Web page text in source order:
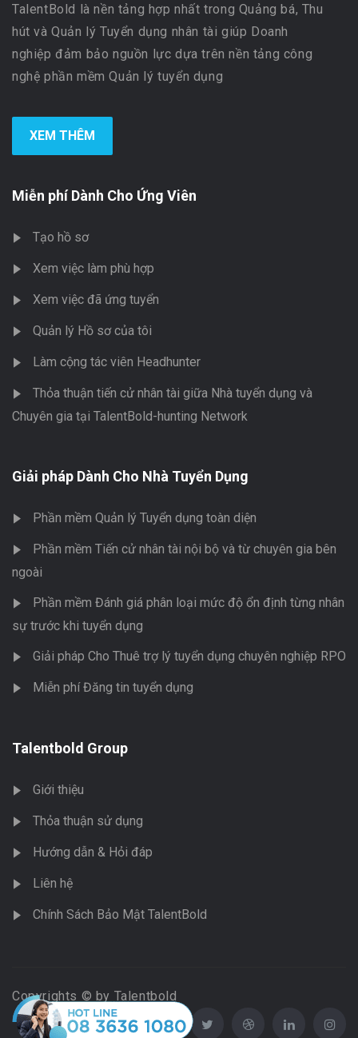
TalentBold là nền tảng hợp nhất trong Quảng bá, Thu
hút và Quản lý Tuyển dụng nhân tài giúp Doanh
nghiệp đảm bảo nguồn lực dựa trên nền tảng công
nghệ phần mềm Quản lý tuyển dụng
XEM THÊM
Miễn phí Dành Cho Ứng Viên
Tạo hồ sơ
Xem việc làm phù hợp
Xem việc đã ứng tuyển
Quản lý Hồ sơ của tôi
Làm cộng tác viên Headhunter
Thỏa thuận tiến cử nhân tài giữa Nhà tuyển dụng và
Chuyên gia tại TalentBold-hunting Network
Giải pháp Dành Cho Nhà Tuyển Dụng
Phần mềm Quản lý Tuyển dụng toàn diện
Phần mềm Tiến cử nhân tài nội bộ và từ chuyên gia bên
ngoài
Phần mềm Đánh giá phân loại mức độ ổn định từng nhân
sự trước khi tuyển dụng
Giải pháp Cho Thuê trợ lý tuyển dụng chuyên nghiệp RPO
Miễn phí Đăng tin tuyển dụng
Talentbold Group
Giới thiệu
Thỏa thuận sử dụng
Hướng dẫn & Hỏi đáp
Liên hệ
Chính Sách Bảo Mật TalentBold
Copyrights © by Talentbold